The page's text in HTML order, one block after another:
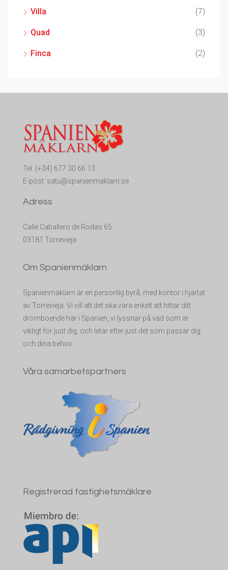
Villa (7)
Quad (3)
Finca (2)
Tel: (+34) 677 30 66 13
E-post: satu@spanienmaklarn.se
Adress
Calle Caballero de Rodas 65
03181 Torrevieja
Om Spanienmäklarn
Spanienmäklarn är en personlig byrå, med kontor i hjärtat
av Torrevieja. Vi vill att det ska vara enkelt att hittar ditt
drömboende här i Spanien, vi lyssnar på vad som är
viktigt för just dig, och letar efter just det som passar dig
och dina behov.
Våra samarbetspartners
Registrerad fastighetsmäklare